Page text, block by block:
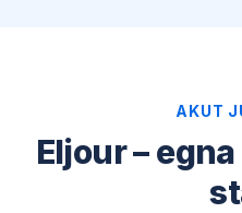
AKUT
Eljour –